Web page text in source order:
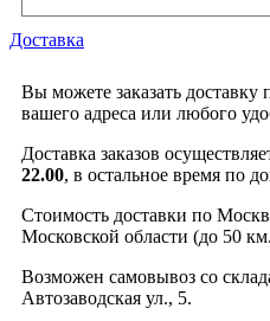
Доставка
Вы можете заказать
вашего адреса или любого
Доставка заказов
22.00, в остальное время по
Стоимость доставки по
Московской области (до 50
Возможен самовывоз со
Автозаводская ул., 5.